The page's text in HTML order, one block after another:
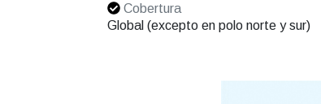
Cobertura
Global (excepto en polo norte y sur)